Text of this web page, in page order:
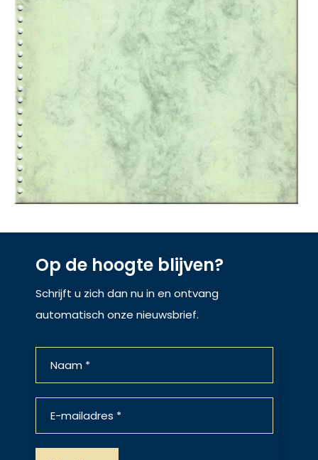
Op de hoogte blijven?
Schrijft u zich dan nu in en ontvang
automatisch onze nieuwsbrief.